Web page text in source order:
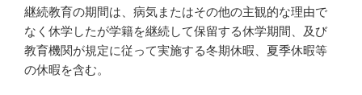
継続教育の期間は、病気またはその他の主観的な理由で
なく休学したが学籍を継続して保留する休学期間、及び
教育機関が規定に従って実施する冬期休暇、夏季休暇等
の休暇を含む。